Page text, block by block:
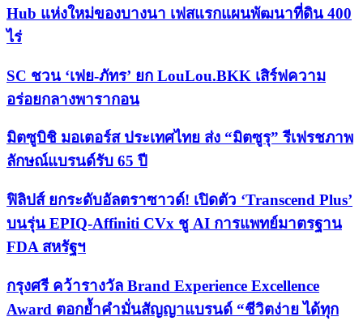
Hub แห่งใหม่ของบางนา เฟสแรกแผนพัฒนาที่ดิน 400
ไร่
SC ชวน ‘เฟย-ภัทร’ ยก LouLou.BKK เสิร์ฟความ
อร่อยกลางพารากอน
มิตซูบิชิ มอเตอร์ส ประเทศไทย ส่ง “มิตซูรุ” รีเฟรชภาพ
ลักษณ์แบรนด์รับ 65 ปี
ฟิลิปส์ ยกระดับอัลตราซาวด์! เปิดตัว ‘Transcend Plus’
บนรุ่น EPIQ-Affiniti CVx ชู AI การแพทย์มาตรฐาน
FDA สหรัฐฯ
กรุงศรี คว้ารางวัล Brand Experience Excellence
Award ตอกย้ำคำมั่นสัญญาแบรนด์ “ชีวิตง่าย ได้ทุก